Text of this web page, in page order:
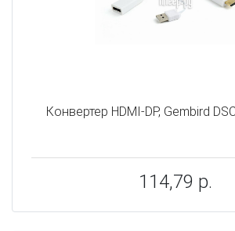
Конвертер HDMI-DP, Gembird
114,79 р.